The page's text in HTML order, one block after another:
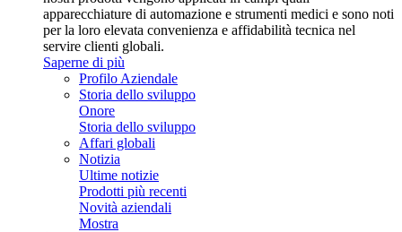
apparecchiature di automazione e strumenti medici e sono noti
per la loro elevata convenienza e affidabilità tecnica nel
servire clienti globali.
Saperne di più
Profilo Aziendale
Storia dello sviluppo
Onore
Storia dello sviluppo
Affari globali
Notizia
Ultime notizie
Prodotti più recenti
Novità aziendali
Mostra